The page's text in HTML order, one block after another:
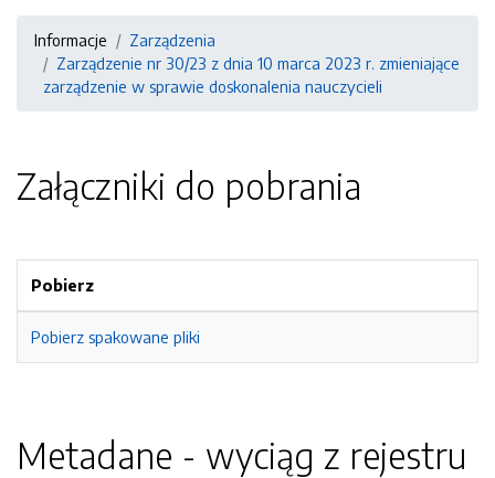
Informacje
Zarządzenia
Zarządzenie nr 30/23 z dnia 10 marca 2023 r. zmieniające
zarządzenie w sprawie doskonalenia nauczycieli
Załączniki do pobrania
Pobierz
Pobierz spakowane pliki
Metadane - wyciąg z rejestru